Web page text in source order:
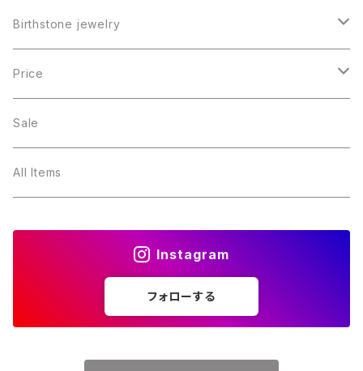
Birthstone jewelry
１月・ガーネット
２月・アメジスト
３月・アクアマリン
Price
～5000円
～10000円
Sale
All Items
Instagram
フォローする